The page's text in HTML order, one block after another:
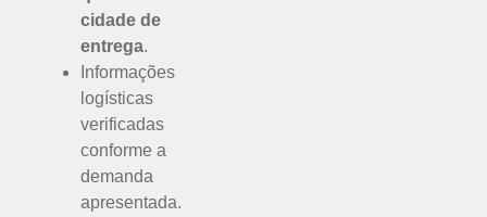
cidade de
entrega.
Informações
logísticas
verificadas
conforme a
demanda
apresentada.